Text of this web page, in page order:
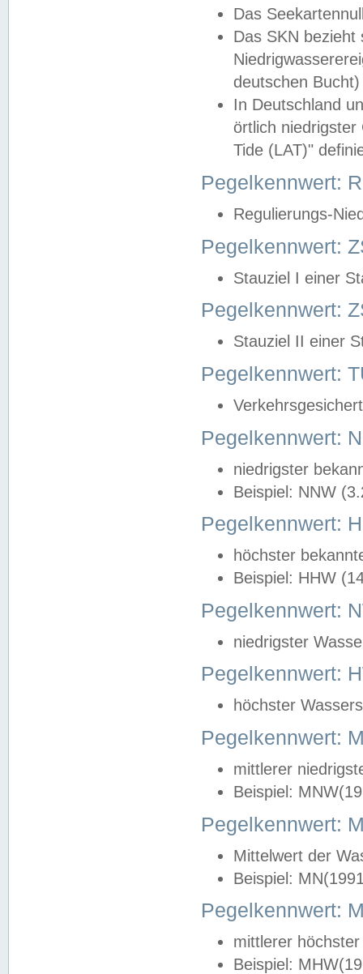
Das
Das SKN
deutschen
In Deutschland
örtlich
Tide (LAT)"
Pegelkennwert:
Regulierungs-
Pegelkennwert:
Stauziel I einer
Pegelkennwert:
Stauziel II einer
Pegelkennwert:
Pegelkennwert:
niedrigster
Beispiel: NNW
Pegelkennwert:
höchster
Beispiel: HHW
Pegelkennwert:
niedrigster
Pegelkennwert:
höchster
Pegelkennwert:
mittlerer
Beispiel:
Pegelkennwert:
Mittelwert der
Beispiel:
Pegelkennwert:
mittlerer
Beispiel: